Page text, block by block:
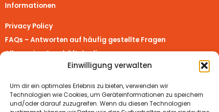
Einwilligung verwalten
Um dir ein optimales Erlebnis zu bieten, verwenden wir
Technologien wie Cookies, um Geräteinformationen zu speichern
und/oder darauf zuzugreifen. Wenn du diesen Technologien
Informationen
Privacy Policy
FAQs – Antworten auf häufig gestellte Fragen
Allgemeine Geschäftsbedingungen
Richtlinie für Rückerstattungen und Rückgaben
Vertrag widerrufen